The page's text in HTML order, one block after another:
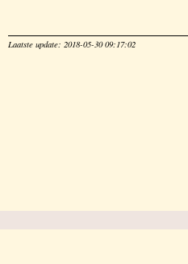
Laatste update: 2018-05-30 09:17:02